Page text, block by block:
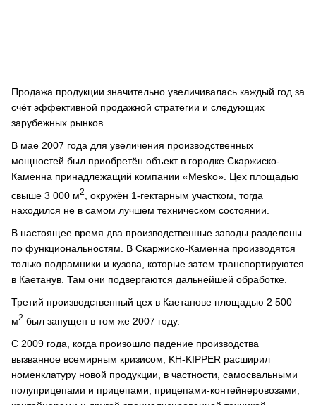
Продажа продукции значительно увеличивалась каждый год за
счёт эффективной продажной стратегии и следующих
зарубежных рынков.
В мае 2007 года для увеличения производственных
мощностей был приобретён объект в городке Скаржиско-
Каменна принадлежащий компании «Mesko». Цех площадью
свыше 3 000 м2
, окружён 1-гектарным участком, тогда
находился не в самом лучшем техническом состоянии.
В настоящее время два производственные заводы разделены
по функциональностям. В Скаржиско-Каменна производятся
только подрамники и кузова, которые затем транспортируются
в Каетанув. Там они подвергаются дальнейшей обработке.
Третий производственный цех в Каетанове площадью 2 500
м2 был запущен в том же 2007 году.
С 2009 года, когда произошло падение производства
вызванное всемирным кризисом, KH-KIPPER расширил
номенклатуру новой продукции, в частности, самосвальными
полуприцепами и прицепами, прицепами-контейнеровозами,